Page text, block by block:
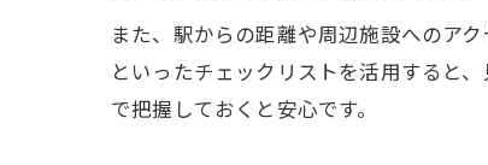
また、駅からの距離や周辺施設へのア
といったチェックリストを活用すると
で把握しておくと安心です。